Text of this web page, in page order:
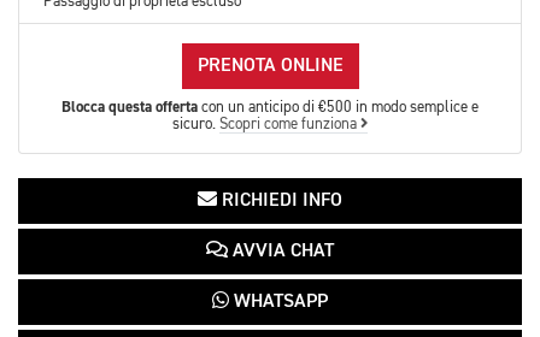
PRENOTA ONLINE
Blocca questa offerta con un anticipo di €500 in modo semplice e
sicuro. Scopri come funziona
RICHIEDI INFO
AVVIA CHAT
WHATSAPP